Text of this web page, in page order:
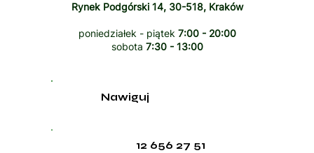
Rynek Podgórski 14, 30-518, Kraków
poniedziałek - piątek 7:00 - 20:00
sobota 7:30 - 13:00
12 656 27 51
Nawiguj